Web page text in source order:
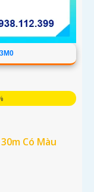
Có Màu